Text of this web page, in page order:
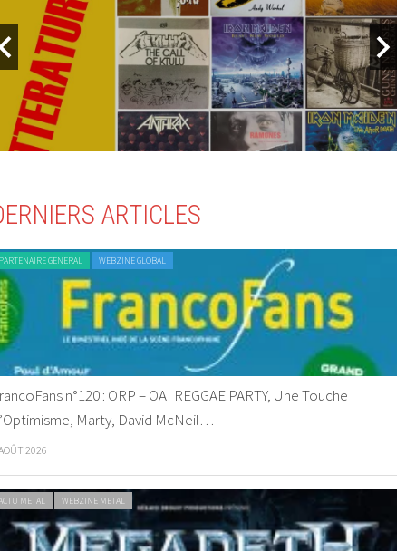
ARTICLES
GENERAL WEBZINE GLOBAL
n°120 : ORP – OAI REGGAE PARTY, Une Touche
Marty, David McNeil…
2026
METAL WEBZINE METAL